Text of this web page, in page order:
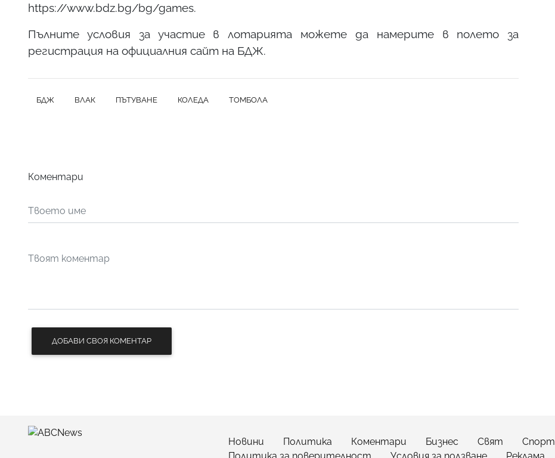
https://www.bdz.bg/bg/games.
Пълните условия за участие в лотарията можете да намерите в полето за
регистрация на официалния сайт на БДЖ.
БДЖ ВЛАК ПЪТУВАНЕ КОЛЕДА ТОМБОЛА
Коментари
ДОБАВИ СВОЯ КОМЕНТАР
Новини Политика Коментари Бизнес Свят Спорт